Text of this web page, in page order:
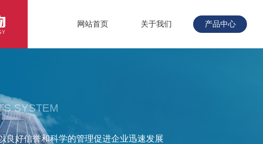
网站首页 关于我们 产品中心
SYSTEM
良好信誉和科学的管理促进企业迅速发展